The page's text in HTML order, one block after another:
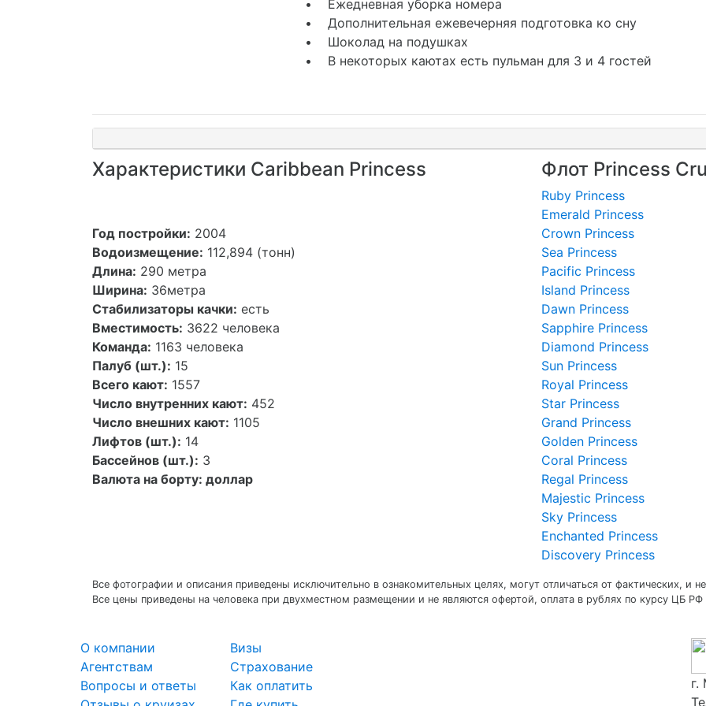
• Ежедневная уборка номера
• Дополнительная ежевечерняя подготовка ко сну
• Шоколад на подушках
• В некоторых каютах есть пульман для 3 и 4 гостей
Характеристики Caribbean Princess
Год постройки: 2004
Водоизмещение: 112,894 (тонн)
Длина: 290 метра
Ширина: 36метра
Стабилизаторы качки: есть
Вместимость: 3622 человека
Команда: 1163 человека
Палуб (шт.): 15
Всего кают: 1557
Число внутренних кают: 452
Число внешних кают: 1105
Лифтов (шт.): 14
Бассейнов (шт.): 3
Валюта на борту: доллар
Флот Princess
Ruby Princess
Emerald Princess
Crown Princess
Sea Princess
Pacific Princess
Island Princess
Dawn Princess
Sapphire Princess
Diamond Princess
Sun Princess
Royal Princess
Star Princess
Grand Princess
Golden Princess
Coral Princess
Regal Princess
Majestic Princess
Sky Princess
Enchanted Princess
Discovery Princess
Все фотографии и описания приведены исключительно в ознакомительных целях, могут отличаться от фактических, и
Все цены приведены на человека при двухместном размещении и не являются офертой, оплата в рублях по курсу ЦБ РФ
О компании
Агентствам
Вопросы и ответы
Визы
Страхование
Как оплатить
г.